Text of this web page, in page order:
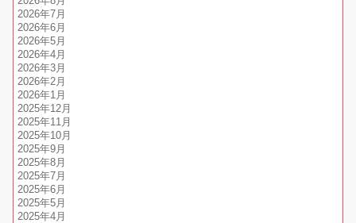
2026年7月
2026年6月
2026年5月
2026年4月
2026年3月
2026年2月
2026年1月
2025年12月
2025年11月
2025年10月
2025年9月
2025年8月
2025年7月
2025年6月
2025年5月
2025年4月